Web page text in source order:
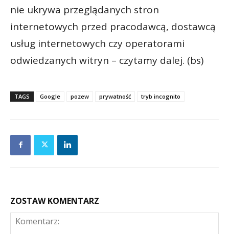
nie ukrywa przeglądanych stron
internetowych przed pracodawcą, dostawcą
usług internetowych czy operatorami
odwiedzanych witryn – czytamy dalej. (bs)
TAGS Google pozew prywatność tryb incognito
ZOSTAW KOMENTARZ